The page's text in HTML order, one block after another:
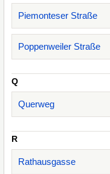
Piemonteser Straße
Poppenweiler Straße
Q
Querweg
R
Rathausgasse